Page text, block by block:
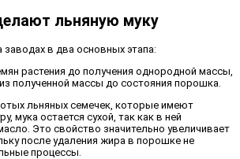
льняную муку
в два основных этапа:
растения до получения однородной массы,
полученной массы до состояния порошка.
льняных семечек, которые имеют
мука остается сухой, так как в ней
Это свойство значительно увеличивает
после удаления жира в порошке не
процессы.